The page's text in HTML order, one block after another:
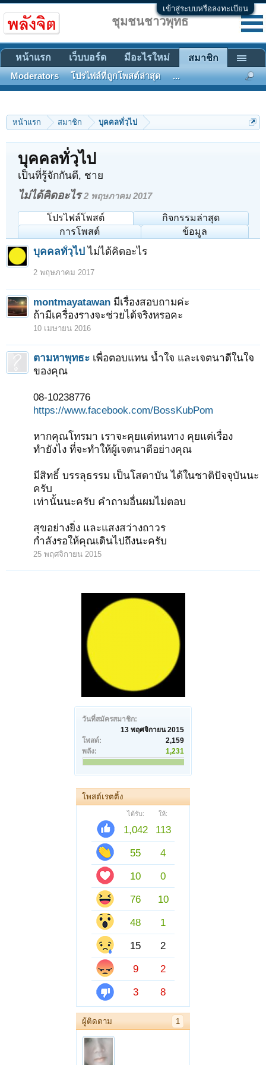
เข้าสู่ระบบหรือลงทะเบียน
หน้าแรก สมาชิก บุคคลทั่วฺไป
วันที่สมัครสมาชิก:
13 พฤศจิกายน 2015
โพสต์:
2,159
พลัง:
1,231
โพสต์เรตติ้ง
ได้รับ: ให้:
1,042
113
55
4
10
0
76
10
48
1
15
2
9
2
3
8
ผู้ติดตาม 1
บุคคลทั่วฺไป
เป็นที่รู้จักกันดี, ชาย
ไม่ได้คิดอะไร2 พฤษภาคม 2017
โปรไฟล์โพสต์
กิจกรรมล่าสุด
การโพสต์
ข้อมูล
บุคคลทั่วฺไป ไม่ได้คิดอะไร
2 พฤษภาคม 2017
montmayatawan มีเรื่องสอบถามค่ะ
ถ้ามีเครื่องรางจะช่วยได้จริงหรอคะ
10 เมษายน 2016
ตามหาพุทธะ เพื่อตอบแทน น้ำใจ และเจตนาดีในใจ
ของคุณ
08-10238776
https://www.facebook.com/BossKubPom
หากคุณโทรมา เราจะคุยแต่หนทาง คุยแต่เรื่อง
ทำยังไง ที่จะทำให้ผู้เจตนาดีอย่างคุณ
มีสิทธิ์ บรรลุธรรม เป็นโสดาบัน ได้ในชาติปัจจุบันนะ
ครับ
เท่านั้นนะครับ คำถามอื่นผมไม่ตอบ
สุขอย่างยิ่ง และแสงสว่างถาวร
กำลังรอให้คุณเดินไปถึงนะครับ
25 พฤศจิกายน 2015
ชุมชนชาวพุทธ
หน้าแรก เว็บบอร์ด มีอะไรใหม่ สมาชิก
Moderators โปรไฟล์ที่ถูกโพสต์ล่าสุด ...